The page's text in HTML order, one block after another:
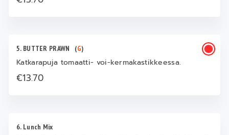
5. BUTTER PRAWN (G)
Katkarapuja tomaatti- voi-kermakastikkeessa.
€13.70
6. Lunch Mix